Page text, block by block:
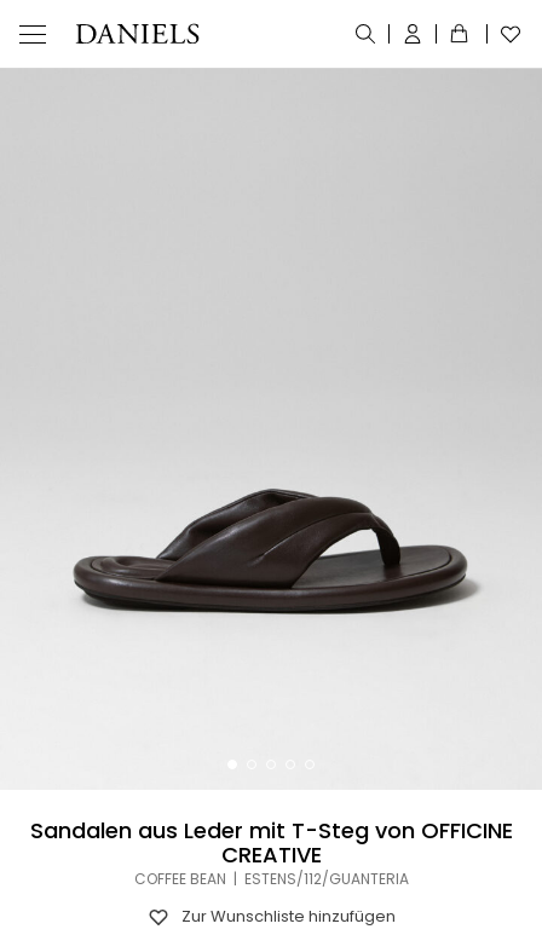
Sandalen aus Leder mit T-Steg von OFFICINE
CREATIVE
COFFEE BEAN | ESTENS/112/GUANTERIA
Zur Wunschliste hinzufügen